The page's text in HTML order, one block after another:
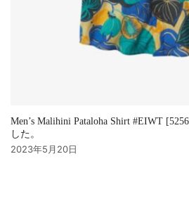
Men’s Malihini Pataloha Shirt #EIWT
した。
2023年5月20日